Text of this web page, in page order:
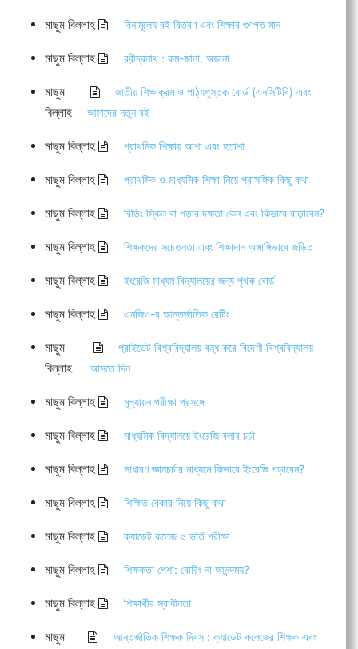
মাছুম বিল্লাহ বিনামূল্যে বই বিতরণ এবং শিক্ষার গুণগত মান
মাছুম বিল্লাহ রবীন্দ্রনাথ : কম-জানা, অজানা
মাছুম
বিল্লাহ
জাতীয় শিক্ষাক্রম ও পাঠ্যপুস্তক বোর্ড (এনসিটিবি) এবং
আমাদের নতুন বই
মাছুম বিল্লাহ প্রাথমিক শিক্ষায় আশা এবং হতাশা
মাছুম বিল্লাহ প্রাথমিক ও মাধ্যমিক শিক্ষা নিয়ে প্রাসঙ্গিক কিছু কথা
মাছুম বিল্লাহ রিডিং স্কিল বা পড়ার দক্ষতা কেন এবং কিভাবে বাড়াবেন?
মাছুম বিল্লাহ শিক্ষকদের সচেতনতা এবং শিক্ষাদান অঙ্গাঙ্গিভাবে জড়িত
মাছুম বিল্লাহ ইংরেজি মাধ্যম বিদ্যালয়ের জন্য পৃথক বোর্ড
মাছুম বিল্লাহ এনজিও-র আন্তর্জাতিক রেটিং
মাছুম
বিল্লাহ
প্রাইভেট বিশ্ববিদ্যালয় বন্ধ করে বিদেশী বিশ্ববিদ্যালয়
আসতে দিন
মাছুম বিল্লাহ মূল্যায়ন পরীক্ষা প্রসঙ্গে
মাছুম বিল্লাহ মাধ্যমিক বিদ্যালয়ে ইংরেজি বলার চর্চা
মাছুম বিল্লাহ সাধারণ জ্ঞানচর্চার মাধ্যমে কিভাবে ইংরেজি পড়াবেন?
মাছুম বিল্লাহ শিক্ষিত বেকার নিয়ে কিছু কথা
মাছুম বিল্লাহ ক্যাডেট কলেজ ও ভর্তি পরীক্ষা
মাছুম বিল্লাহ শিক্ষকতা পেশা: বোরিং না আনন্দময়?
মাছুম বিল্লাহ শিক্ষার্থীর স্বাধীনতা
মাছুম
আন্তর্জাতিক শিক্ষক দিবস : ক্যাডেট কলেজের শিক্ষক এবং